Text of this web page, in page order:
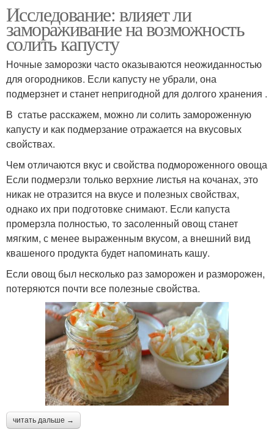
Исследование: влияет ли
замораживание на возможность
солить капусту
Ночные заморозки часто оказываются неожиданностью
для огородников. Если капусту не убрали, она
подмерзнет и станет непригодной для долгого хранения .
В статье расскажем, можно ли солить замороженную
капусту и как подмерзание отражается на вкусовых
свойствах.
Чем отличаются вкус и свойства подмороженного овоща
Если подмерзли только верхние листья на кочанах, это
никак не отразится на вкусе и полезных свойствах,
однако их при подготовке снимают. Если капуста
промерзла полностью, то засоленный овощ станет
мягким, с менее выраженным вкусом, а внешний вид
квашеного продукта будет напоминать кашу.
Если овощ был несколько раз заморожен и разморожен,
потеряются почти все полезные свойства.
читать дальше →